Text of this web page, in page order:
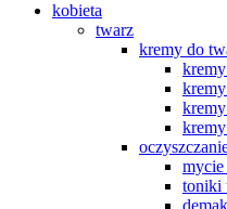
kobieta
twarz
kremy do
toniki